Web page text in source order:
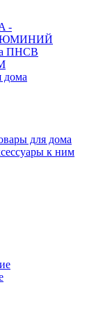
-
ПНСВ
дома
для дома
к ним